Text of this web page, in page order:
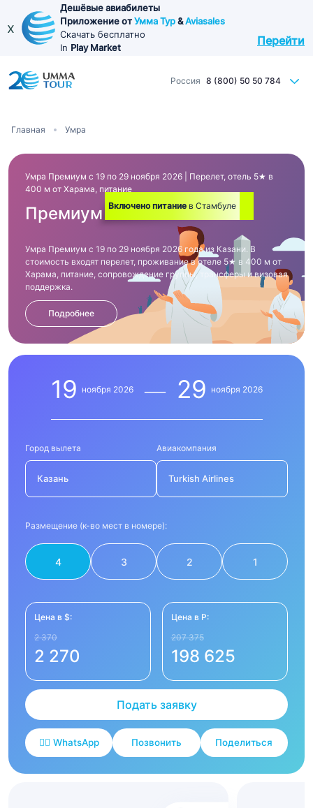
Перейти
основному
x
Дешёвые авиабилеты
Приложение отУмма Тур&Aviasales
Скачать бесплатно
In Play Market Перейти
Россия 8 (800) 50 50 784
Строка
Главная Умра
Умра Премиум с 19 по 29 ноября 2026 | Перелет, отель 5★ в
400 м от Харама, питание
Премиум Включено питание в Стамбуле
Умра Премиум с 19 по 29 ноября 2026 года из Казани. В
стоимость входят перелет, проживание в отеле 5★ в 400 м от
Харама, питание, сопровождение группы, трансферы и визовая
поддержка.
Подробнее
19 ноября 2026 29 ноября 2026
Город вылета
Казань
Авиакомпания
Turkish Airlines
Размещение (к-во мест в номере):
4 3 2 1
Цена в $:
2 370
2 270
Цена в Р:
207 375
198 625
Подать заявку
✍🏻 WhatsApp Позвонить Поделиться